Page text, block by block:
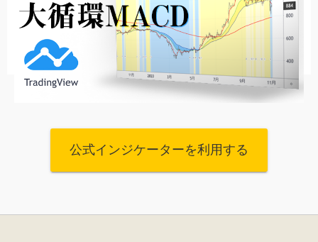
公式インジケーターを利用する